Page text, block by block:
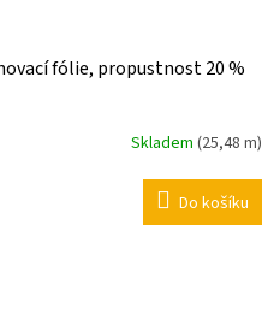
fólie, propustnost 20 %
Skladem(25,48 m)
Do košíku